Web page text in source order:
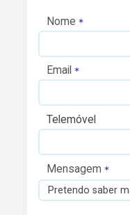
Nome
Email
Telemóvel
Mensagem
Pretendo saber